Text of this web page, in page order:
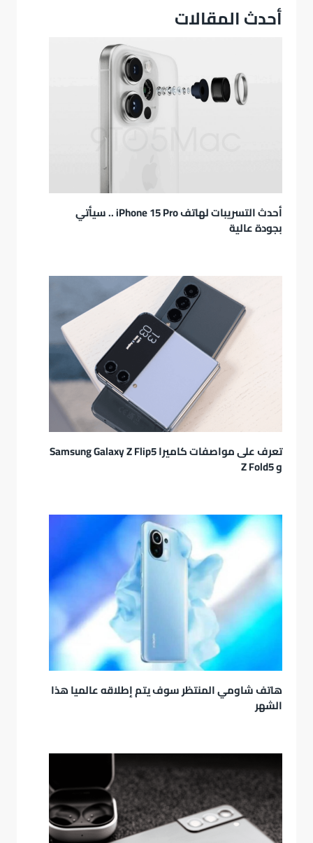
أحدث المقالات
أحدث التسريبات لهاتف iPhone 15 Pro .. سيأتي
بجودة عالية
تعرف على مواصفات كاميرا Samsung Galaxy Z Flip5
و Z Fold5
هاتف شاومي المنتظر سوف يتم إطلاقه عالميا هذا
الشهر